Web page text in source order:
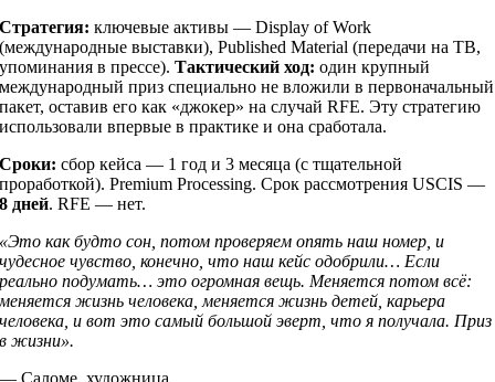
Стратегия: ключевые активы — Display of Work
(международные выставки), Published Material (передачи на ТВ,
упоминания в прессе).Тактический ход: один крупный
международный приз специально не вложили в первоначальный
пакет, оставив его как «джокер» на случай RFE. Эту стратегию
использовали впервые в практике и она сработала.
Сроки: сбор кейса — 1 год и 3 месяца (с тщательной
проработкой). Premium Processing. Срок рассмотрения USCIS —
8 дней. RFE — нет.
«Это как будто сон, потом проверяем опять наш номер, и
чудесное чувство, конечно, что наш кейс одобрили… Если
реально подумать… это огромная вещь. Меняется потом всё:
меняется жизнь человека, меняется жизнь детей, карьера
человека, и вот это самый большой эверт, что я получала. Приз
в жизни».
— Саломе, художница